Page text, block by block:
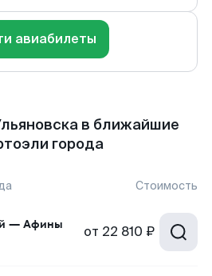
авиабилеты
в ближайшие
города
Стоимость
— Афины от 22 810 ₽